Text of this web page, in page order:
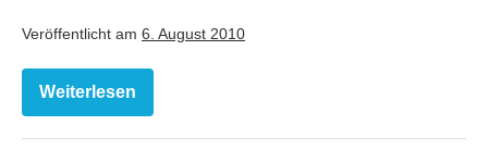
Veröffentlicht am 6. August 2010
Weiterlesen
Dance
Dance
Revolution